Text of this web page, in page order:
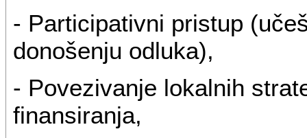
- Participativni pristup
donošenju odluka),
- Povezivanje lokalnih
finansiranja,